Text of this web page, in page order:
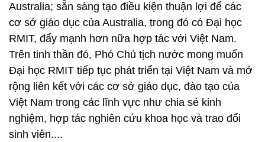
Australia; sẵn sàng tạo điều kiện thuận lợi để các
cơ sở giáo dục của Australia, trong đó có Đại học
RMIT, đẩy mạnh hơn nữa hợp tác với Việt Nam.
Trên tinh thần đó, Phó Chủ tịch nước mong muốn
Đại học RMIT tiếp tục phát triển tại Việt Nam và mở
rộng liên kết với các cơ sở giáo dục, đào tạo của
Việt Nam trong các lĩnh vực như chia sẻ kinh
nghiệm, hợp tác nghiên cứu khoa học và trao đổi
sinh viên....